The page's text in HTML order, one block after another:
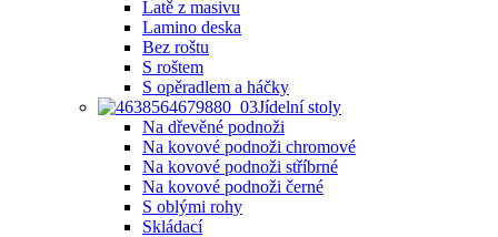
Latě z masivu
Lamino deska
Bez roštu
S roštem
S opěradlem a háčky
Jídelní stoly
Na dřevěné podnoži
Na kovové podnoži chromové
Na kovové podnoži stříbrné
Na kovové podnoži černé
S oblými rohy
Skládací